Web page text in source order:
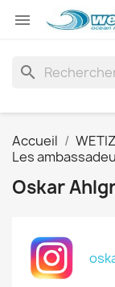

search
Accueil
Les
Oskar